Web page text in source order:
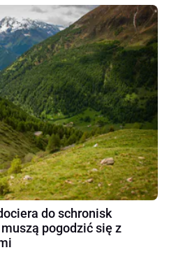
do schronisk
pogodzić się z